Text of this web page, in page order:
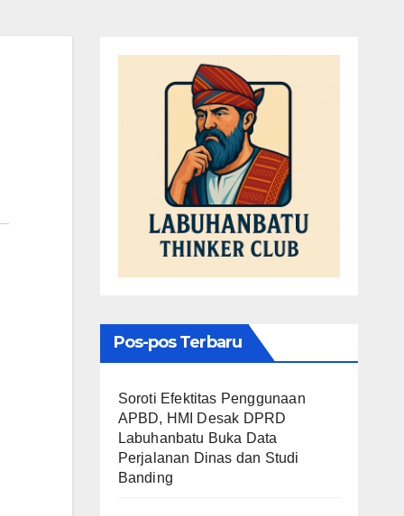
Pos-pos Terbaru
Soroti Efektitas Penggunaan
APBD, HMI Desak DPRD
Labuhanbatu Buka Data
Perjalanan Dinas dan Studi
Banding